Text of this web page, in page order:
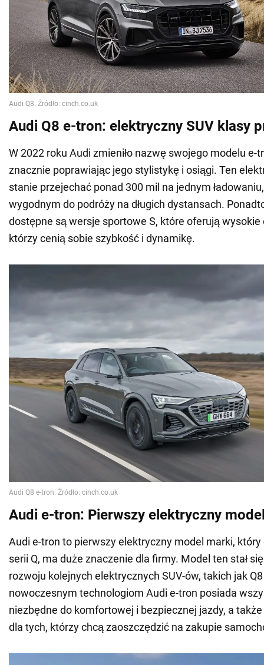
Audi Q8 e-tron: elektryczny SUV klasy
W 2022 roku Audi zmieniło nazwę swojego modelu e-
znacznie poprawiając jego stylistykę i osiągi. Ten
stanie przejechać ponad 300 mil na jednym
wygodnym do podróży na długich dystansach.
dostępne są wersje sportowe S, które oferują wysokie
którzy cenią sobie szybkość i dynamikę.
Audi e-tron: Pierwszy elektryczny
Audi e-tron to pierwszy elektryczny model marki, który
serii Q, ma duże znaczenie dla firmy. Model ten stał
rozwoju kolejnych elektrycznych SUV-ów, takich jak
nowoczesnym technologiom Audi e-tron posiada
niezbędne do komfortowej i bezpiecznej jazdy, a
dla tych, którzy chcą zaoszczędzić na zakupie